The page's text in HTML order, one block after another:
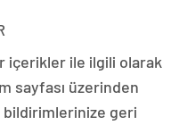
içerikler ile ilgili olarak
sayfası üzerinden
bildirimlerinize geri